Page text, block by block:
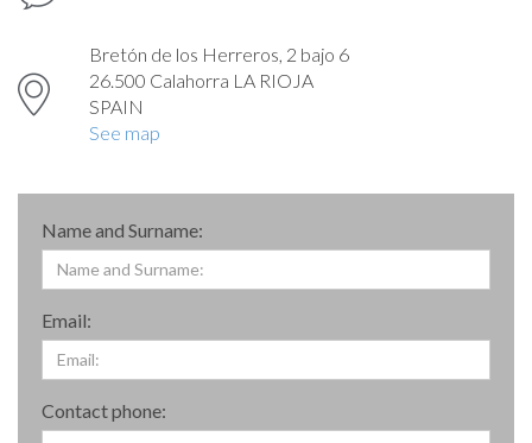
Bretón de los Herreros, 2 bajo 6
26.500 Calahorra LA RIOJA
SPAIN
See map
Name and Surname:
Email:
Contact phone: